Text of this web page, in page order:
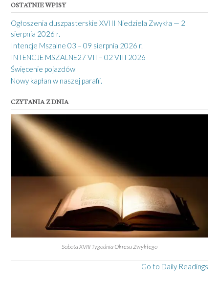
OSTATNIE WPISY
Ogłoszenia duszpasterskie XVIII Niedziela Zwykła — 2
sierpnia 2026 r.
Intencje Mszalne 03 – 09 sierpnia 2026 r.
INTENCJE MSZALNE27 VII – 02 VIII 2026
Święcenie pojazdów
Nowy kapłan w naszej parafii.
CZYTANIA Z DNIA
Sobota XVIII Tygodnia Okresu Zwykłego
Go to Daily Readings